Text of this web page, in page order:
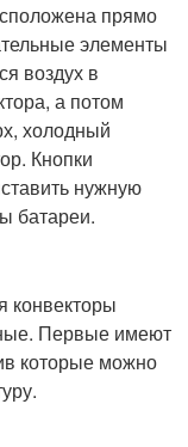
прямо
элементы
воздух в
а потом
холодный
Кнопки
нужную
батареи.
конвекторы
Первые имеют
которые можно